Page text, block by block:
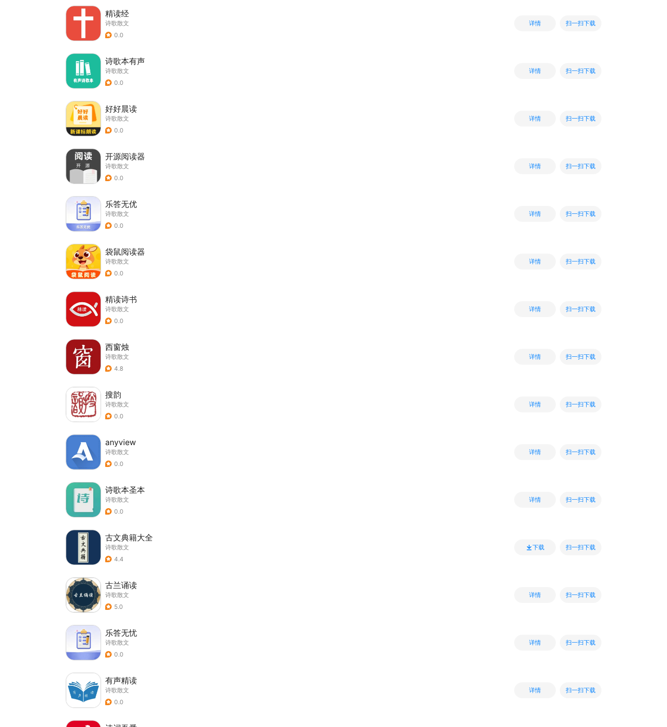
精读经
诗歌散文
0.0
详情 扫一扫下载
诗歌本有声
诗歌散文
0.0
详情 扫一扫下载
好好晨读
诗歌散文
0.0
详情 扫一扫下载
开源阅读器
诗歌散文
0.0
详情 扫一扫下载
乐答无优
诗歌散文
0.0
详情 扫一扫下载
袋鼠阅读器
诗歌散文
0.0
详情 扫一扫下载
精读诗书
诗歌散文
0.0
详情 扫一扫下载
西窗烛
诗歌散文
4.8
详情 扫一扫下载
搜韵
诗歌散文
0.0
详情 扫一扫下载
anyview
诗歌散文
0.0
详情 扫一扫下载
诗歌本圣本
诗歌散文
0.0
详情 扫一扫下载
古文典籍大全
诗歌散文
4.4
下载 扫一扫下载
古兰诵读
诗歌散文
5.0
详情 扫一扫下载
乐答无忧
诗歌散文
0.0
详情 扫一扫下载
有声精读
诗歌散文
0.0
详情 扫一扫下载